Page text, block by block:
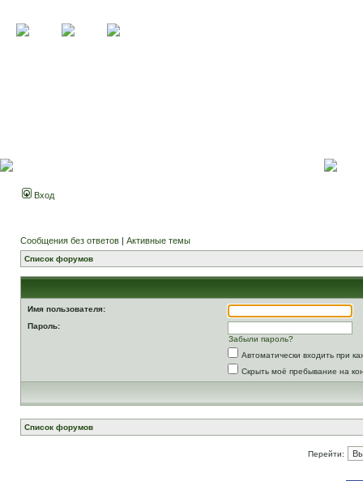
Вход
Сообщения без ответов | Активные темы
Список форумов
Имя пользователя:
Пароль:
Забыли пароль?
Автоматически входить при
Скрыть моё пребывание на
Список форумов
Перейти: